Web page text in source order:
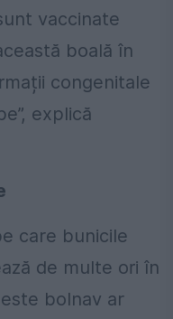
vaccinate
boală în
congenitale
explică
care bunicile
de multe ori în
bolnav ar